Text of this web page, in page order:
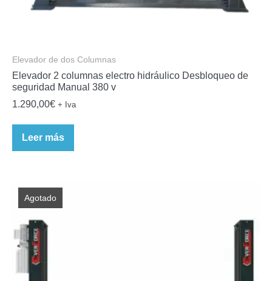
Elevador de dos Columnas
Elevador 2 columnas electro hidráulico Desbloqueo de
seguridad Manual 380 v
1.290,00€ + Iva
Leer más
Agotado